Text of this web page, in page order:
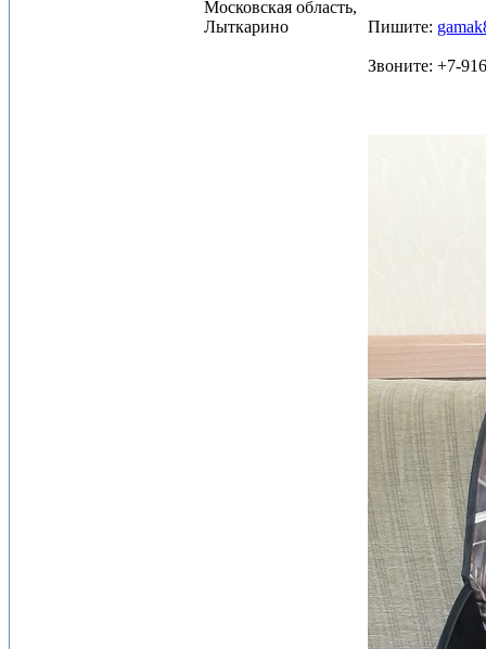
Московская область,
Лыткарино
Пишите:
Звоните: +7-